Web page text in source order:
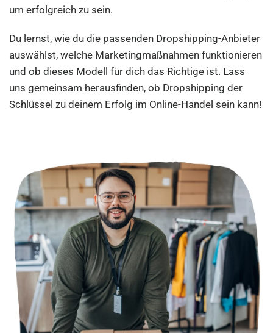
um erfolgreich zu sein.
Du lernst, wie du die passenden Dropshipping-Anbieter
auswählst, welche Marketingmaßnahmen funktionieren
und ob dieses Modell für dich das Richtige ist. Lass
uns gemeinsam herausfinden, ob Dropshipping der
Schlüssel zu deinem Erfolg im Online-Handel sein kann!